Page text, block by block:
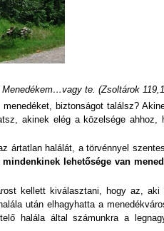
Menedékem…vagy te. (Zsoltárok
biztonságot találsz?
akinek elég a közelsége ahhoz,
ártatlan halálát, a törvénnyel
lehetősége van
kellett kiválasztani, hogy az, aki
után elhagyhatta a
halála által számunkra a